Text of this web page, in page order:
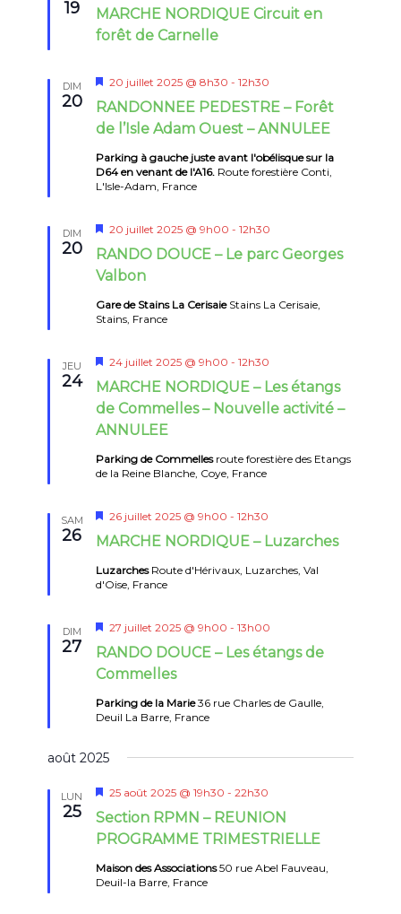
19
MARCHE NORDIQUE Circuit en
forêt de Carnelle
avant
DIM
20
RANDONNEE PEDESTRE – Forêt
de l’Isle Adam Ouest – ANNULEE
Mis
avant
20 juillet 2025 @ 8h30 -12h30
Parking à gauche juste avant l'obélisque sur la
D64 en venant de l'A16. Route forestière Conti,
L'Isle-Adam, France
DIM
20
RANDO DOUCE – Le parc Georges
Valbon
Mis
avant
20 juillet 2025 @ 9h00 -12h30
Gare de Stains La Cerisaie Stains La Cerisaie,
Stains, France
JEU
24
MARCHE NORDIQUE – Les étangs
de Commelles – Nouvelle activité –
ANNULEE
Mis
avant
24 juillet 2025 @ 9h00 -12h30
Parking de Commelles route forestière des Etangs
de la Reine Blanche, Coye, France
SAM
26 MARCHE NORDIQUE – Luzarches
Mis
avant
26 juillet 2025 @ 9h00 -12h30
Luzarches Route d'Hérivaux, Luzarches, Val
d'Oise, France
DIM
27
RANDO DOUCE – Les étangs de
Commelles
Mis
avant
27 juillet 2025 @ 9h00 -13h00
Parking de la Marie36 rue Charles de Gaulle,
Deuil La Barre, France
août 2025
LUN
25
Section RPMN – REUNION
PROGRAMME TRIMESTRIELLE
Mis
avant
25 août 2025 @ 19h30 -22h30
Maison des Associations50 rue Abel Fauveau,
Deuil-la Barre, France